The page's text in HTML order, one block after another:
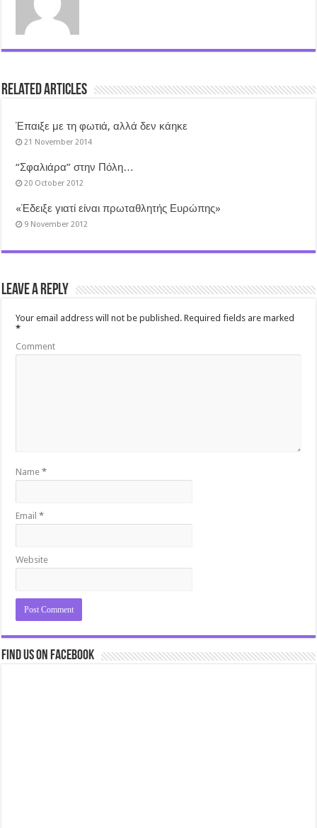
Related Articles
Έπαιξε με τη φωτιά, αλλά δεν κάηκε
21 November 2014
“Σφαλιάρα” στην Πόλη…
20 October 2012
«Έδειξε γιατί είναι πρωταθλητής Ευρώπης»
9 November 2012
Leave a Reply
Your email address will not be published. Required fields are marked
*
Comment
Name*
Email*
Website
Find us on Facebook